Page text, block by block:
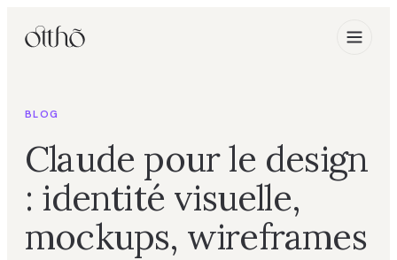
BLOG
Claude pour le design
: identité visuelle,
mockups, wireframes